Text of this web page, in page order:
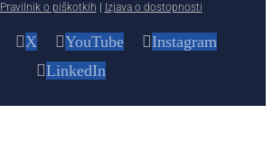
Pravilnik o piškotkih Izjava o dostopnosti
X YouTube
Instagram
LinkedIn